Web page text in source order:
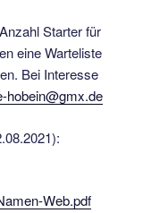
Starter für
eine Warteliste
Bei Interesse
hobein@gmx.de
Web.pdf